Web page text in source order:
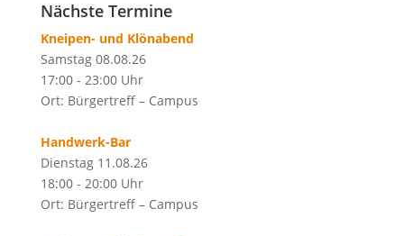
Nächste Termine
Kneipen- und Klönabend
Samstag 08.08.26
17:00 - 23:00 Uhr
Ort: Bürgertreff – Campus
Handwerk-Bar
Dienstag 11.08.26
18:00 - 20:00 Uhr
Ort: Bürgertreff – Campus